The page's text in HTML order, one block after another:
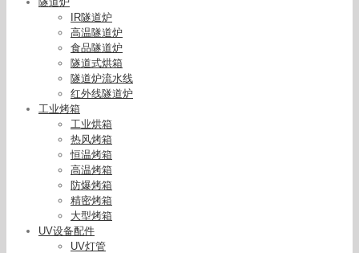
IR隧道炉
高温隧道炉
食品隧道炉
隧道式烘箱
隧道炉流水线
红外线隧道炉
工业烤箱
工业烘箱
热风烤箱
恒温烤箱
高温烤箱
防爆烤箱
精密烤箱
大型烤箱
UV设备配件
UV灯管